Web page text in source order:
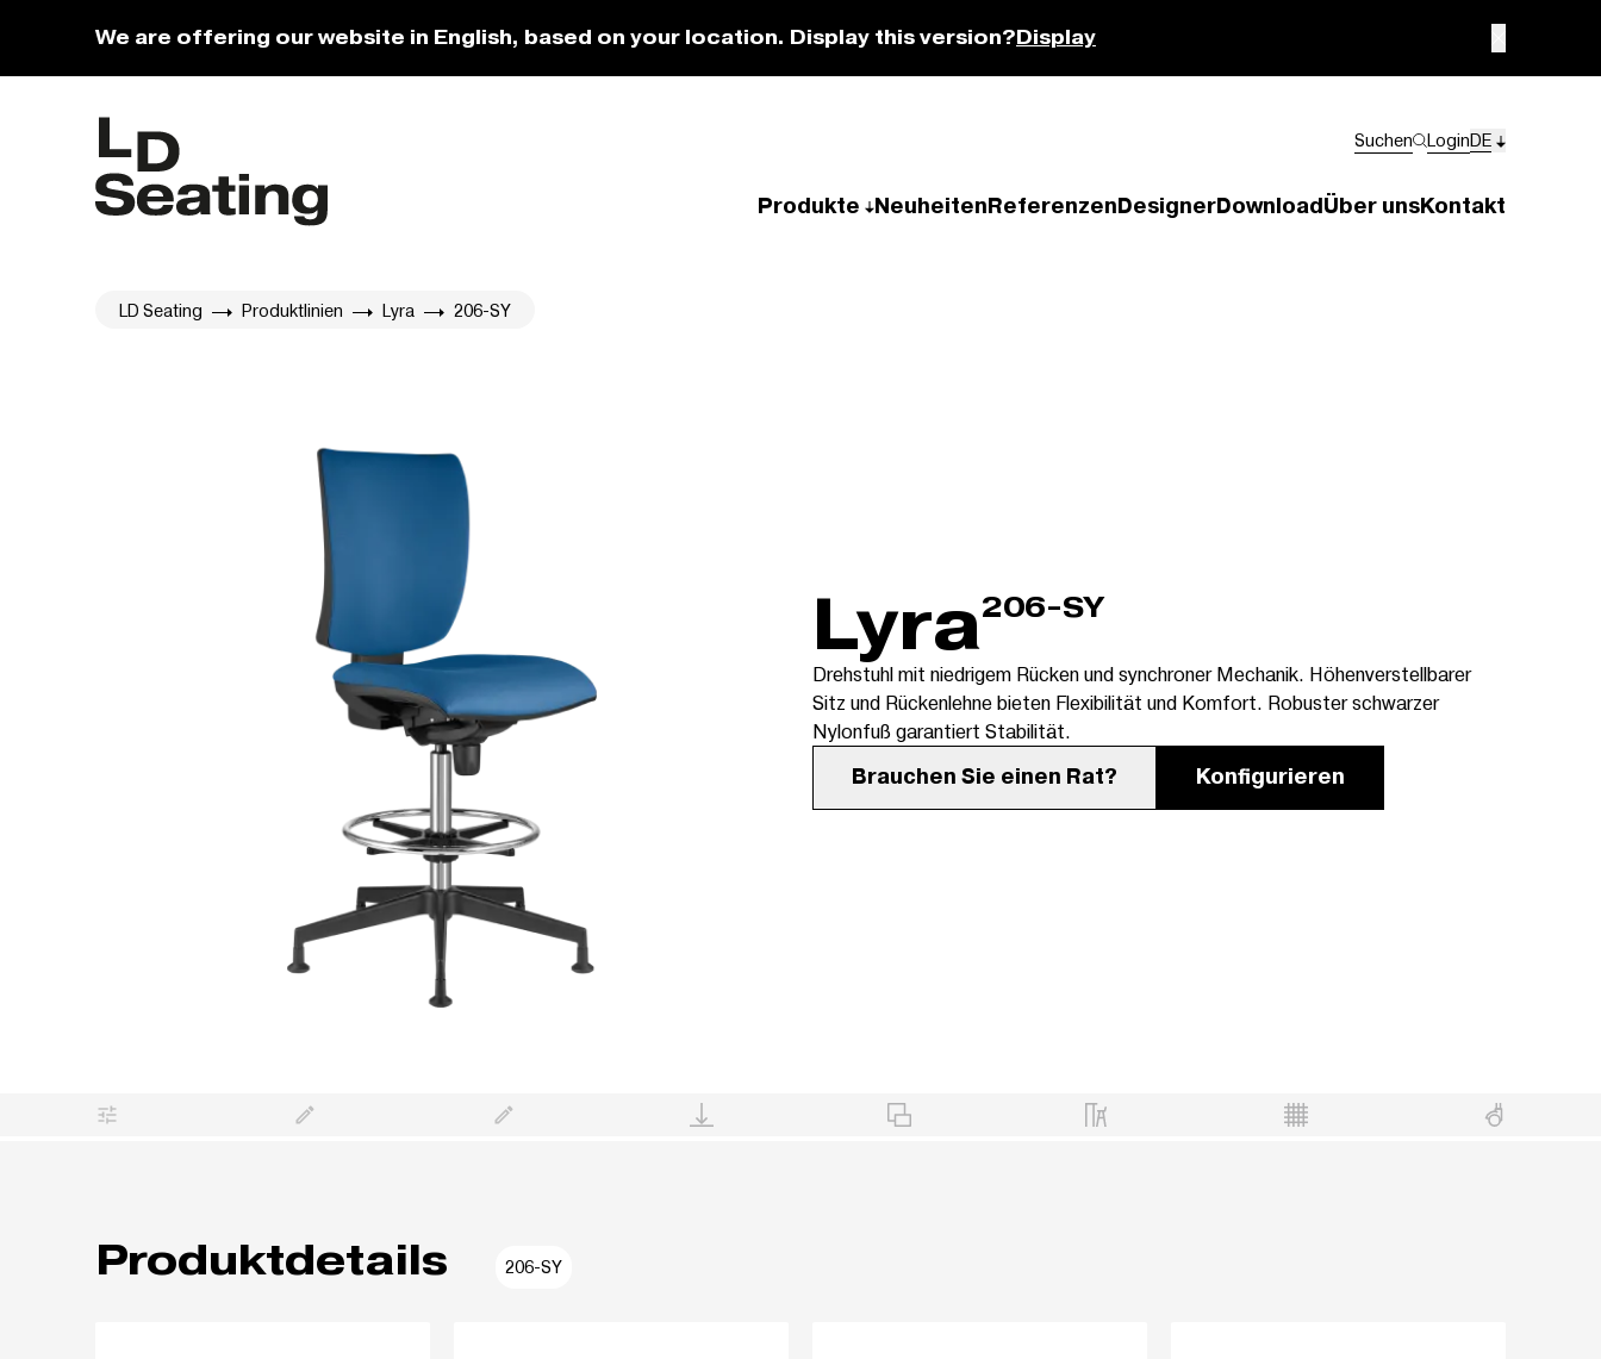
We are offering our website in English, based on your location. Display this version?Display
Suchen LoginDE
Produkte NeuheitenReferenzenDesignerDownloadÜber unsKontakt
LD Seating Produktlinien Lyra 206-SY
Lyra206-SY
Drehstuhl mit niedrigem Rücken und synchroner Mechanik. Höhenverstellbarer
Sitz und Rückenlehne bieten Flexibilität und Komfort. Robuster schwarzer
Nylonfuß garantiert Stabilität.
Brauchen Sie einen Rat? Konfigurieren
Produktdetails 206-SY